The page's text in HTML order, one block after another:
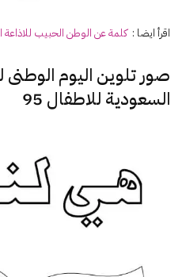
اقرأ ايضا :كلمة عن الوطن الحبيب للاذاعة
صور تلوين اليوم الوطنى
السعودية للاطفال 95